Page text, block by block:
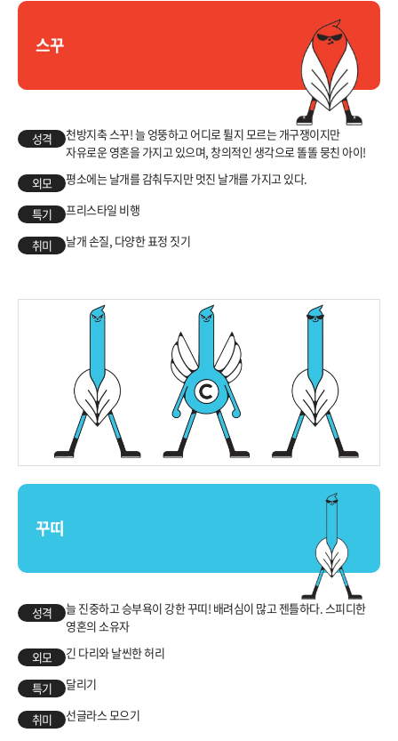
스꾸
성격
천방지축 스꾸! 늘 엉뚱하고 어디로 튈지 모르는 개구쟁이지만
자유로운 영혼을 가지고 있으며, 창의적인 생각으로 똘똘 뭉친 아이!
외모
평소에는 날개를 감춰두지만 멋진 날개를 가지고 있다.
특기 프리스타일 비행
취미 날개 손질, 다양한 표정 짓기
꾸띠
성격
늘 진중하고 승부욕이 강한 꾸띠! 배려심이 많고 젠틀하다. 스피디한
영혼의 소유자
외모
긴 다리와 날씬한 허리
특기 달리기
취미 선글라스 모으기